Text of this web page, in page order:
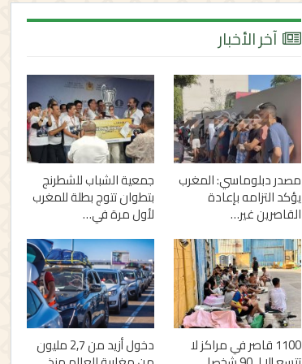
آخر الأخبار
مصدر دبلوماسي: المغرب
يؤكد التزامه بإعادة
القاصرين غير…
جمعية الشباب للشطرنج
بتطوان تتوج بطلة للمغرب
لأول مرة في…
1100 قاصر في مراكز لا دخول أزيد من 2,7 مليون